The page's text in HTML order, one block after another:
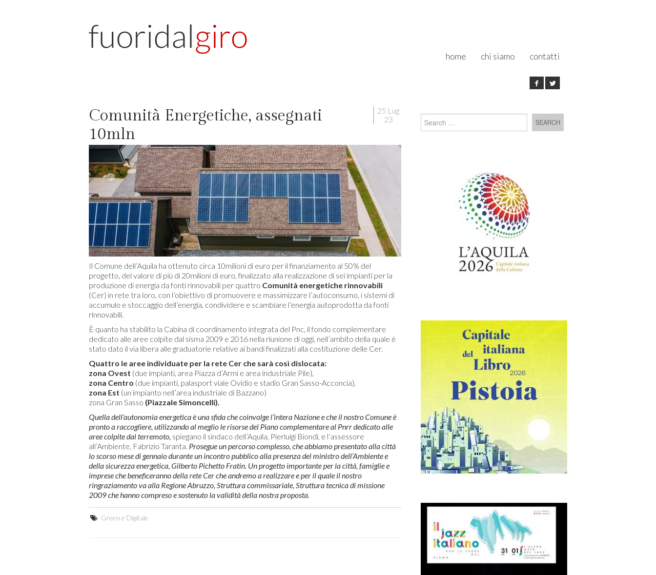
home chi siamo contatti
25 Lug
23
Comunità Energetiche, assegnati
10mln
Il Comune dell’Aquila ha ottenuto circa 10milioni di euro per il finanziamento al 50% del
progetto, del valore di più di 20milioni di euro, finalizzato alla realizzazione di sei impianti per la
produzione di energia da fonti rinnovabili per quattro Comunità energetiche rinnovabili
(Cer) in rete tra loro, con l’obiettivo di promuovere e massimizzare l’autoconsumo, i sistemi di
accumulo e stoccaggio dell’energia, condividere e scambiare l’energia autoprodotta da fonti
rinnovabili.
È quanto ha stabilito la Cabina di coordinamento integrata del Pnc, il fondo complementare
dedicato alle aree colpite dal sisma 2009 e 2016 nella riunione di oggi, nell’ambito della quale è
stato dato il via libera alle graduatorie relative ai bandi finalizzati alla costituzione delle Cer.
Quattro le aree individuate per la rete Cer che sarà così dislocata:
zona Ovest (due impianti, area Piazza d’Armi e area industriale Pile),
zona Centro (due impianti, palasport viale Ovidio e stadio Gran Sasso-Acconcia),
zona Est (un impianto nell’area industriale di Bazzano)
zona Gran Sasso (Piazzale Simoncelli).
Quella dell’autonomia energetica è una sfida che coinvolge l’intera Nazione e che il nostro Comune è
pronto a raccogliere, utilizzando al meglio le risorse del Piano complementare al Pnrr dedicato alle
aree colpite dal terremoto, spiegano il sindaco dell’Aquila, Pierluigi Biondi, e l’assessore
all’Ambiente, Fabrizio Taranta. Prosegue un percorso complesso, che abbiamo presentato alla città
lo scorso mese di gennaio durante un incontro pubblico alla presenza del ministro dell’Ambiente e
della sicurezza energetica, Gilberto Pichetto Fratin. Un progetto importante per la città, famiglie e
imprese che beneficeranno della rete Cer che andremo a realizzare e per il quale il nostro
ringraziamento va alla Regione Abruzzo, Struttura commissariale, Struttura tecnica di missione
2009 che hanno compreso e sostenuto la validità della nostra proposta.
Green e Digitale
Search for: